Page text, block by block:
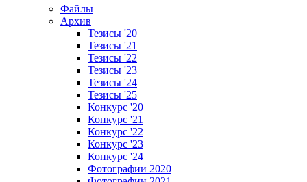
Файлы
Архив
Тезисы '20
Тезисы '21
Тезисы '22
Тезисы '23
Тезисы '24
Тезисы '25
Конкурс '20
Конкурс '21
Конкурс '22
Конкурс '23
Конкурс '24
Фотографии 2020